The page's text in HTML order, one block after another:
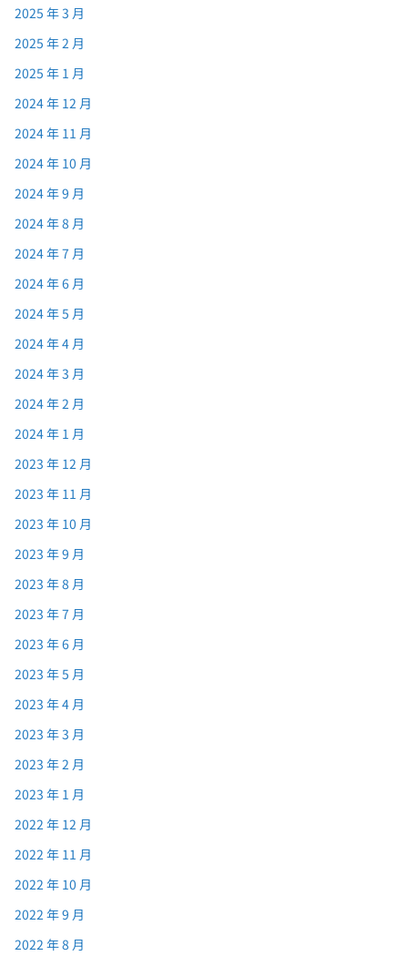
2025 年 3 月
2025 年 2 月
2025 年 1 月
2024 年 12 月
2024 年 11 月
2024 年 10 月
2024 年 9 月
2024 年 8 月
2024 年 7 月
2024 年 6 月
2024 年 5 月
2024 年 4 月
2024 年 3 月
2024 年 2 月
2024 年 1 月
2023 年 12 月
2023 年 11 月
2023 年 10 月
2023 年 9 月
2023 年 8 月
2023 年 7 月
2023 年 6 月
2023 年 5 月
2023 年 4 月
2023 年 3 月
2023 年 2 月
2023 年 1 月
2022 年 12 月
2022 年 11 月
2022 年 10 月
2022 年 9 月
2022 年 8 月